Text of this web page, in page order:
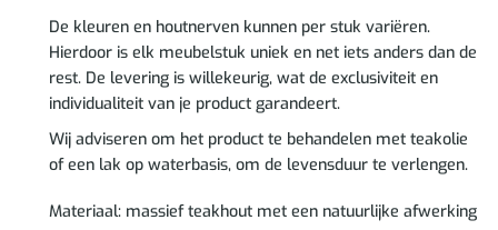
De kleuren en houtnerven kunnen per stuk variëren.
Hierdoor is elk meubelstuk uniek en net iets anders dan de
rest. De levering is willekeurig, wat de exclusiviteit en
individualiteit van je product garandeert.
Wij adviseren om het product te behandelen met teakolie
of een lak op waterbasis, om de levensduur te verlengen.
Materiaal: massief teakhout met een natuurlijke afwerking